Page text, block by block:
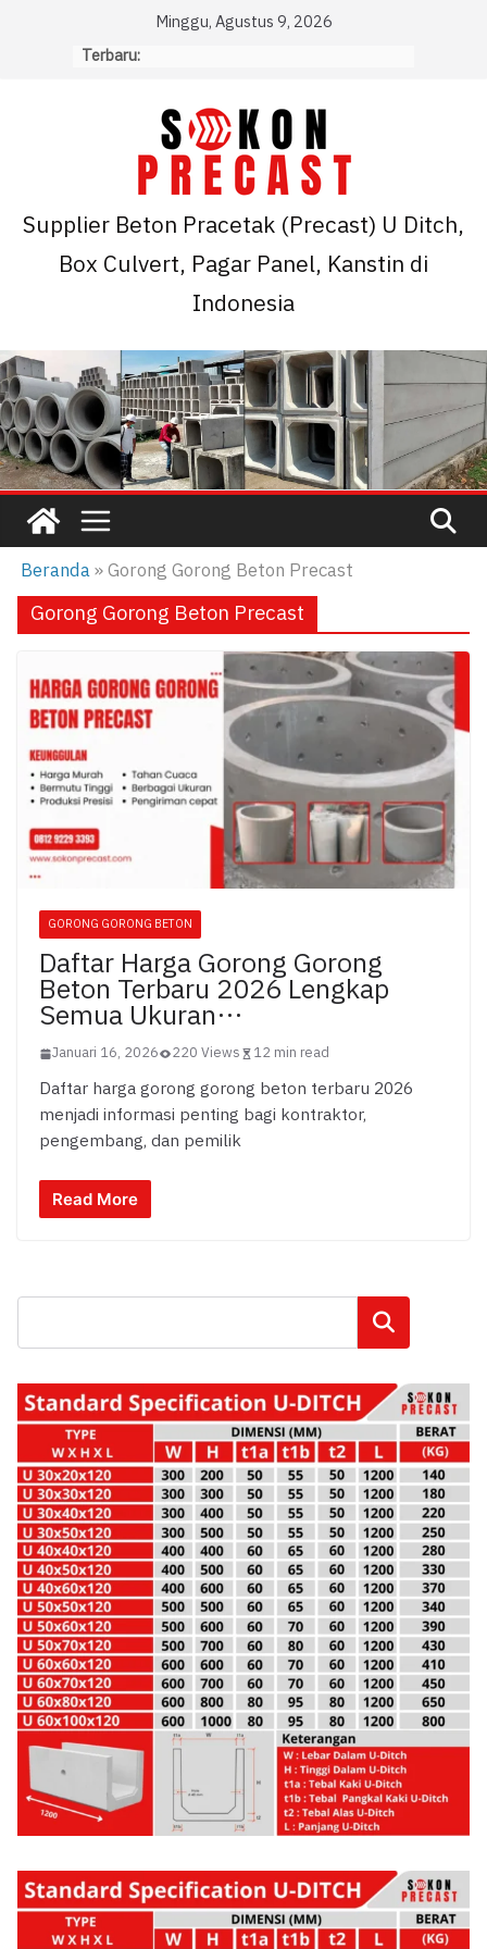
Minggu, Agustus 9, 2026
Terbaru:
Supplier Beton Pracetak (Precast) U Ditch,
Box Culvert, Pagar Panel, Kanstin di
Indonesia
Beranda»Gorong Gorong Beton Precast
Gorong Gorong Beton Precast
GORONG GORONG BETON
Daftar Harga Gorong Gorong
Beton Terbaru 2026 Lengkap
Semua Ukuran…
Januari 16, 2026 220 Views 12 min read
Daftar harga gorong gorong beton terbaru 2026
menjadi informasi penting bagi kontraktor,
pengembang, dan pemilik
Read More
Cari